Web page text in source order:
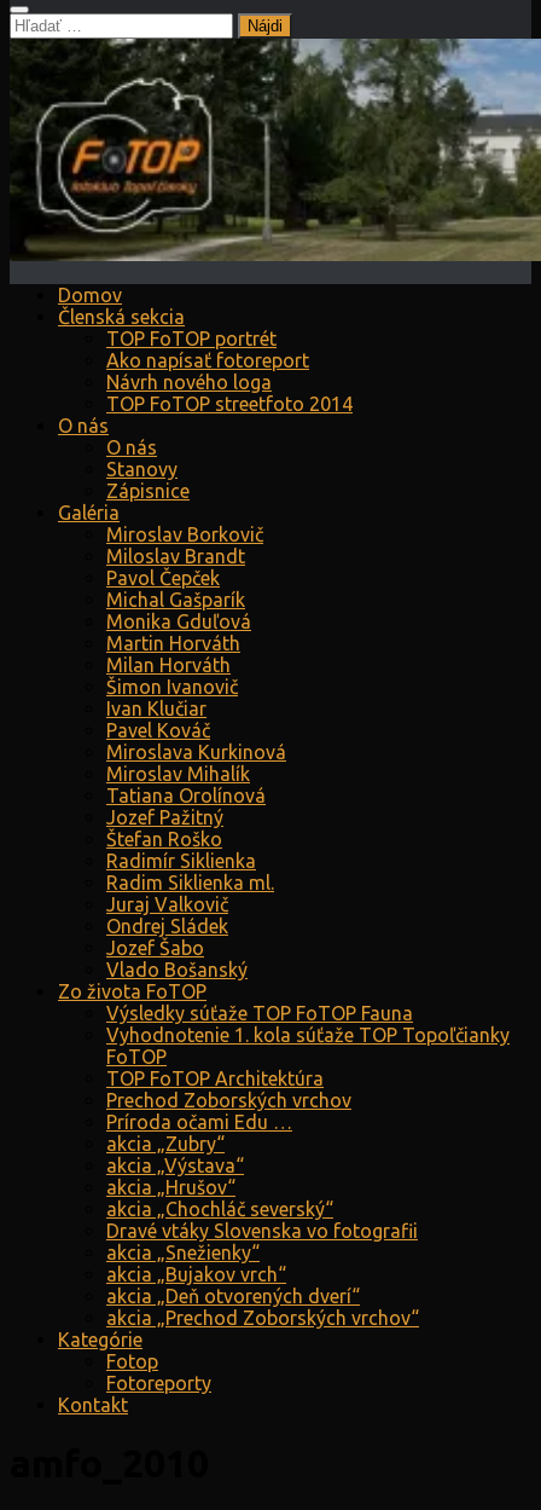
Hľadať:
Domov
Členská sekcia
TOP FoTOP portrét
Ako napísať fotoreport
Návrh nového loga
TOP FoTOP streetfoto 2014
O nás
O nás
Stanovy
Zápisnice
Galéria
Miroslav Borkovič
Miloslav Brandt
Pavol Čepček
Michal Gašparík
Monika Gduľová
Martin Horváth
Milan Horváth
Šimon Ivanovič
Ivan Klučiar
Pavel Kováč
Miroslava Kurkinová
Miroslav Mihalík
Tatiana Orolínová
Jozef Pažitný
Štefan Roško
Radimír Siklienka
Radim Siklienka ml.
Juraj Valkovič
Ondrej Sládek
Jozef Šabo
Vlado Bošanský
Zo života FoTOP
Výsledky súťaže TOP FoTOP Fauna
Vyhodnotenie 1. kola súťaže TOP Topoľčianky
FoTOP
TOP FoTOP Architektúra
Prechod Zoborských vrchov
Príroda očami Edu …
akcia „Zubry“
akcia „Výstava“
akcia „Hrušov“
akcia „Chochláč severský“
Dravé vtáky Slovenska vo fotografii
akcia „Snežienky“
akcia „Bujakov vrch“
akcia „Deň otvorených dverí“
akcia „Prechod Zoborských vrchov“
Kategórie
Fotop
Fotoreporty
Kontakt